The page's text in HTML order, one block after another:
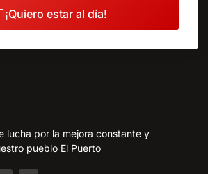
¡Quiero estar al día!
lucha por la mejora constante y
pueblo El Puerto